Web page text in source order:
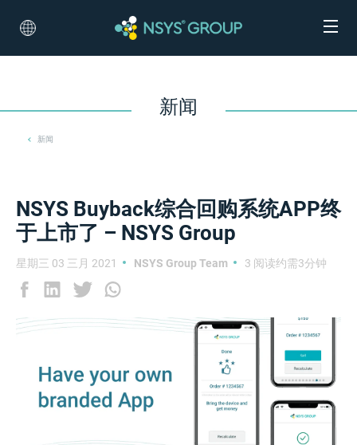
新闻
新闻
NSYS Buyback综合回购系统APP终
于上市了 – NSYS Group
星期三 03 三月 2021 NSYS Group Team 3 阅读约需3分钟